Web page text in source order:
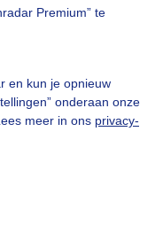
Premium” te
en kun je opnieuw
onderaan onze
meer in ons privacy-